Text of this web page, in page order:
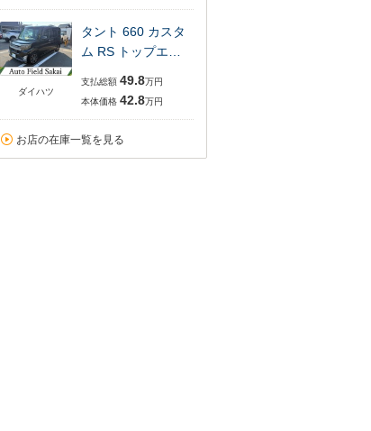
ダイハツ
タント 660 カスタ
ム RS トップエ…
支払総額 49.8万円
本体価格 42.8万円
お店の在庫一覧を見る